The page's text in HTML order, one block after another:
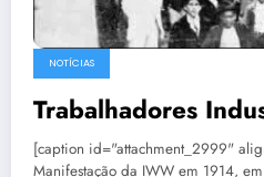
NOTÍCIAS
Trabalhadores
[caption id="attachment_2999"
Manifestação da IWW em 1914,